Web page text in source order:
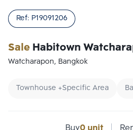
SaleHabitown
Ref: P19091206
Watcharapon, Bangkok
Townhouse +Specific Area